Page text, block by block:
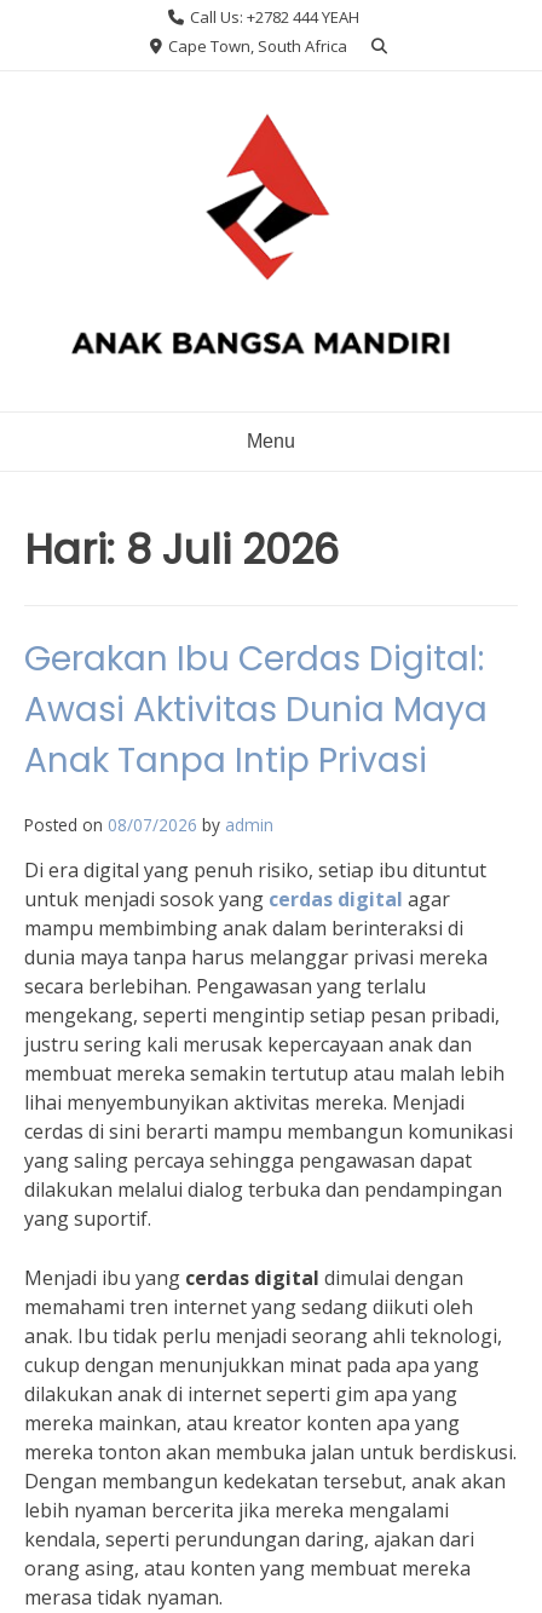
Call Us: +2782 444 YEAH
Cape Town, South Africa
Menu
Hari: 8 Juli 2026
Gerakan Ibu Cerdas Digital:
Awasi Aktivitas Dunia Maya
Anak Tanpa Intip Privasi
Posted on 08/07/2026 by admin
Di era digital yang penuh risiko, setiap ibu dituntut
untuk menjadi sosok yang cerdas digital agar
mampu membimbing anak dalam berinteraksi di
dunia maya tanpa harus melanggar privasi mereka
secara berlebihan. Pengawasan yang terlalu
mengekang, seperti mengintip setiap pesan pribadi,
justru sering kali merusak kepercayaan anak dan
membuat mereka semakin tertutup atau malah lebih
lihai menyembunyikan aktivitas mereka. Menjadi
cerdas di sini berarti mampu membangun komunikasi
yang saling percaya sehingga pengawasan dapat
dilakukan melalui dialog terbuka dan pendampingan
yang suportif.
Menjadi ibu yang cerdas digital dimulai dengan
memahami tren internet yang sedang diikuti oleh
anak. Ibu tidak perlu menjadi seorang ahli teknologi,
cukup dengan menunjukkan minat pada apa yang
dilakukan anak di internet seperti gim apa yang
mereka mainkan, atau kreator konten apa yang
mereka tonton akan membuka jalan untuk berdiskusi.
Dengan membangun kedekatan tersebut, anak akan
lebih nyaman bercerita jika mereka mengalami
kendala, seperti perundungan daring, ajakan dari
orang asing, atau konten yang membuat mereka
merasa tidak nyaman.